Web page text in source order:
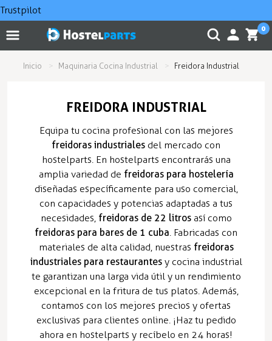
Trustpilot
0
Inicio Maquinaria Cocina Industrial Freidora Industrial
FREIDORA INDUSTRIAL
Equipa tu cocina profesional con las mejores
freidoras industriales del mercado con
hostelparts. En hostelparts encontrarás una
amplia variedad de freidoras para hostelería
diseñadas específicamente para uso comercial,
con capacidades y potencias adaptadas a tus
necesidades, freidoras de 22 litrosasí como
freidoras para bares de 1 cuba. Fabricadas con
materiales de alta calidad, nuestras freidoras
industriales para restaurantesy cocina industrial
te garantizan una larga vida útil y un rendimiento
excepcional en la fritura de tus platos. Además,
contamos con los mejores precios y ofertas
exclusivas para clientes online. ¡Haz tu pedido
ahora en hostelparts y recíbelo en 24 horas!